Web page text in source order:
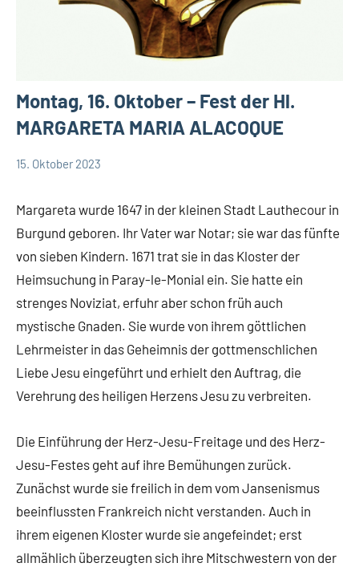
Montag, 16. Oktober – Fest der Hl.
MARGARETA MARIA ALACOQUE
15. Oktober 2023
Margareta wurde 1647 in der kleinen Stadt Lauthecour in
Burgund geboren. Ihr Vater war Notar; sie war das fünfte
von sieben Kindern. 1671 trat sie in das Kloster der
Heimsuchung in Paray-le-Monial ein. Sie hatte ein
strenges Noviziat, erfuhr aber schon früh auch
mystische Gnaden. Sie wurde von ihrem göttlichen
Lehrmeister in das Geheimnis der gottmenschlichen
Liebe Jesu eingeführt und erhielt den Auftrag, die
Verehrung des heiligen Herzens Jesu zu verbreiten.
Die Einführung der Herz-Jesu-Freitage und des Herz-
Jesu-Festes geht auf ihre Bemühungen zurück.
Zunächst wurde sie freilich in dem vom Jansenismus
beeinflussten Frankreich nicht verstanden. Auch in
ihrem eigenen Kloster wurde sie angefeindet; erst
allmählich überzeugten sich ihre Mitschwestern von der